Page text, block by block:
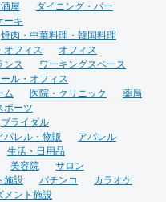
屋
ダイニング・バー
ーキ
焼肉・中華料理・韓国料理
オフィス
オフィス
ンス
ワーキングスペース
ル・オフィス
ム 医院・クリニック
薬局
ポーツ
ブライダル
パレル・物販
アパレル
生活・日用品
美容院
サロン
施設 パチンコ
カラオケ
メント施設